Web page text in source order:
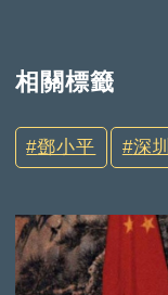
相關標籤
鄧小平 深圳